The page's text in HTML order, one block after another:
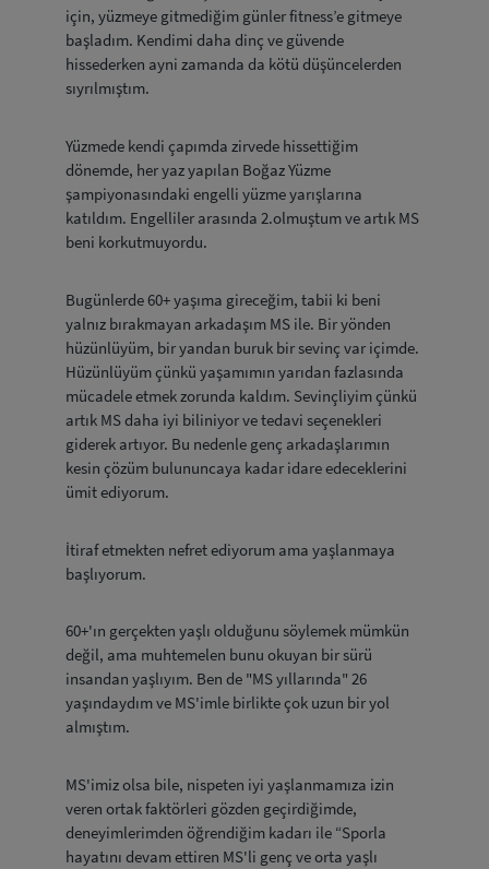
için, yüzmeye gitmediğim günler fitness’e gitmeye
başladım. Kendimi daha dinç ve güvende
hissederken ayni zamanda da kötü düşüncelerden
sıyrılmıştım.
Yüzmede kendi çapımda zirvede hissettiğim
dönemde, her yaz yapılan Boğaz Yüzme
şampiyonasındaki engelli yüzme yarışlarına
katıldım. Engelliler arasında 2.olmuştum ve artık MS
beni korkutmuyordu.
Bugünlerde 60+ yaşıma gireceğim, tabii ki beni
yalnız bırakmayan arkadaşım MS ile. Bir yönden
hüzünlüyüm, bir yandan buruk bir sevinç var içimde.
Hüzünlüyüm çünkü yaşamımın yarıdan fazlasında
mücadele etmek zorunda kaldım. Sevinçliyim çünkü
artık MS daha iyi biliniyor ve tedavi seçenekleri
giderek artıyor. Bu nedenle genç arkadaşlarımın
kesin çözüm bulununcaya kadar idare edeceklerini
ümit ediyorum.
İtiraf etmekten nefret ediyorum ama yaşlanmaya
başlıyorum.
60+'ın gerçekten yaşlı olduğunu söylemek mümkün
değil, ama muhtemelen bunu okuyan bir sürü
insandan yaşlıyım. Ben de "MS yıllarında" 26
yaşındaydım ve MS'imle birlikte çok uzun bir yol
almıştım.
MS'imiz olsa bile, nispeten iyi yaşlanmamıza izin
veren ortak faktörleri gözden geçirdiğimde,
deneyimlerimden öğrendiğim kadarı ile “Sporla
hayatını devam ettiren MS'li genç ve orta yaşlı